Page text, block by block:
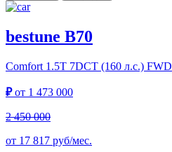
bestune B70
Comfort 1.5T 7DCT (160 л.с.) FWD
₽от 1 473 000
2 450 000
от 17 817 руб/мес.